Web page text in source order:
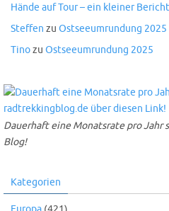
Hände auf Tour – ein kleiner Bericht
Steffen zu Ostseeumrundung 2025
Tinozu Ostseeumrundung 2025
Dauerhaft eine Monatsrate pro Jahr
Blog!
Kategorien